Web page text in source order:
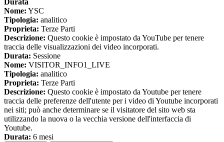
Durata
Nome: YSC
Tipologia: analitico
Proprieta: Terze Parti
Descrizione: Questo cookie è impostato da YouTube per tenere
traccia delle visualizzazioni dei video incorporati.
Durata: Sessione
Nome: VISITOR_INFO1_LIVE
Tipologia: analitico
Proprieta: Terze Parti
Descrizione: Questo cookie è impostato da Youtube per tenere
traccia delle preferenze dell'utente per i video di Youtube incorporati
nei siti; può anche determinare se il visitatore del sito web sta
utilizzando la nuova o la vecchia versione dell'interfaccia di
Youtube.
Durata: 6 mesi